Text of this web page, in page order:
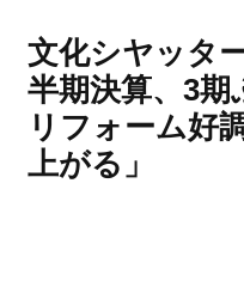
文化シヤッタ
半期決算、3
リフォーム好
上がる」